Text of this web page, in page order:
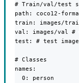
# Train/val/test
path: coco12-
train: images/
val: images/val
test: # test
# Classes
names:
  0: person